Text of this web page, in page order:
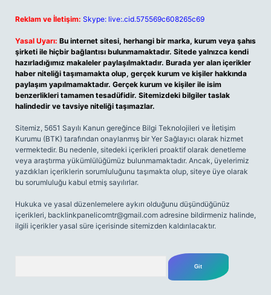
Reklam ve İletişim: Skype: live:.cid.575569c608265c69
Yasal Uyarı: Bu internet sitesi, herhangi bir marka, kurum veya şahıs
şirketi ile hiçbir bağlantısı bulunmamaktadır. Sitede yalnızca kendi
hazırladığımız makaleler paylaşılmaktadır. Burada yer alan içerikler
haber niteliği taşımamakta olup, gerçek kurum ve kişiler hakkında
paylaşım yapılmamaktadır. Gerçek kurum ve kişiler ile isim
benzerlikleri tamamen tesadüfidir. Sitemizdeki bilgiler taslak
halindedir ve tavsiye niteliği taşımazlar.
Sitemiz, 5651 Sayılı Kanun gereğince Bilgi Teknolojileri ve İletişim
Kurumu (BTK) tarafından onaylanmış bir Yer Sağlayıcı olarak hizmet
vermektedir. Bu nedenle, sitedeki içerikleri proaktif olarak denetleme
veya araştırma yükümlülüğümüz bulunmamaktadır. Ancak, üyelerimiz
yazdıkları içeriklerin sorumluluğunu taşımakta olup, siteye üye olarak
bu sorumluluğu kabul etmiş sayılırlar.
Hukuka ve yasal düzenlemelere aykırı olduğunu düşündüğünüz
içerikleri, backlinkpanelicomtr@gmail.com adresine bildirmeniz halinde,
ilgili içerikler yasal süre içerisinde sitemizden kaldırılacaktır.